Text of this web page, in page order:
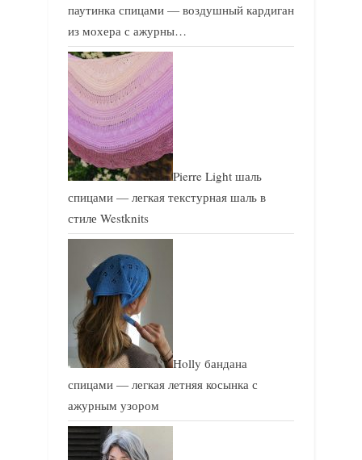
паутинка спицами — воздушный кардиган
из мохера с ажурны…
Pierre Light шаль
спицами — легкая текстурная шаль в
стиле Westknits
Holly бандана
спицами — легкая летняя косынка с
ажурным узором